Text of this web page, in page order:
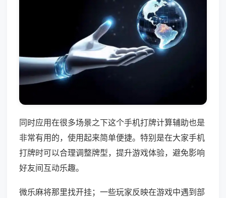
同时应用在很多场景之下这个手机打牌计算辅助也是
非常有用的，使用起来简单便捷。特别是在大家手机
打牌时可以合理调整牌型，提升游戏体验，避免影响
好友间互动乐趣。
微乐麻将那里找开挂；一些玩家反映在游戏中遇到部